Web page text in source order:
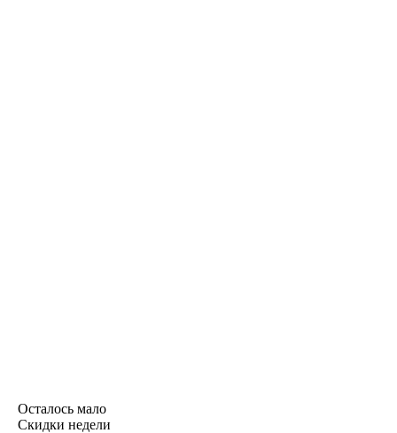
Осталось мало
Скидки недели